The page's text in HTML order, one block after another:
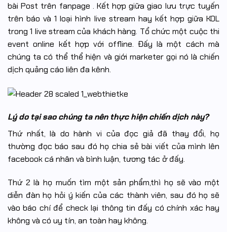
bài Post trên fanpage . Kết hợp giữa giao lưu trực tuyến
trên báo và 1 loại hình live stream hay kết hợp giữa KOL
trong 1 live stream của khách hàng. Tổ chức một cuộc thi
event online kết hợp với offline. Đấy là một cách mà
chúng ta có thể thể hiện và giới marketer gọi nó là chiến
dịch quảng cáo liên đa kênh.
Lý do tại sao chúng ta nên thực hiện chiến dịch này?
Thứ nhất, là do hành vi của đọc giả đã thay đổi, họ
thường đọc báo sau đó họ chia sẻ bài viết của mình lên
facebook cá nhân và bình luận, tương tác ở đấy.
Thứ 2 là họ muốn tìm một sản phẩm,thì họ sẽ vào một
diễn đàn họ hỏi ý kiến của các thành viên, sau đó họ sẽ
vào báo chí để check lại thông tin đấy có chính xác hay
không và có uy tín, an toàn hay không.